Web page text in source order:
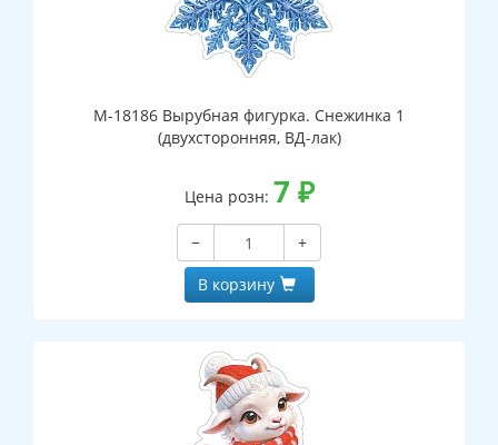
М-18186 Вырубная фигурка. Снежинка 1
(двухсторонняя, ВД-лак)
Цена розн: 7 ₽
−
+
В корзину